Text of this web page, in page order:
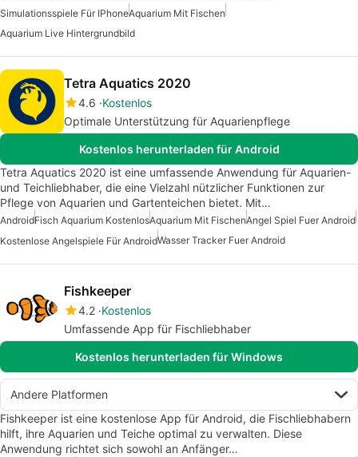
Simulationsspiele Für IPhoneAquarium Mit Fischen
Aquarium Live Hintergrundbild
Tetra Aquatics 2020
4.6 Kostenlos
Optimale Unterstützung für Aquarienpflege
Kostenlos herunterladen für Android
Tetra Aquatics 2020 ist eine umfassende Anwendung für Aquarien-
und Teichliebhaber, die eine Vielzahl nützlicher Funktionen zur
Pflege von Aquarien und Gartenteichen bietet. Mit…
AndroidFisch Aquarium KostenlosAquarium Mit FischenAngel Spiel Fuer Android
Kostenlose Angelspiele Für AndroidWasser Tracker Fuer Android
Fishkeeper
4.2 Kostenlos
Umfassende App für Fischliebhaber
Kostenlos herunterladen für Windows
Andere Platformen
Fishkeeper ist eine kostenlose App für Android, die Fischliebhabern
hilft, ihre Aquarien und Teiche optimal zu verwalten. Diese
Anwendung richtet sich sowohl an Anfänger…